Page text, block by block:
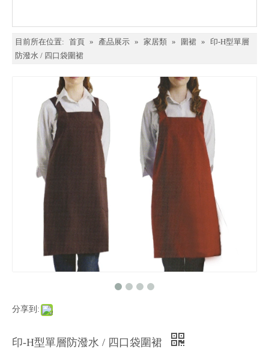
目前所在位置: 首頁 » 產品展示 » 家居類 » 圍裙 »
印-H型單層
防潑水 / 四口袋圍裙
分享到:
印-H型單層防潑水 / 四口袋圍裙